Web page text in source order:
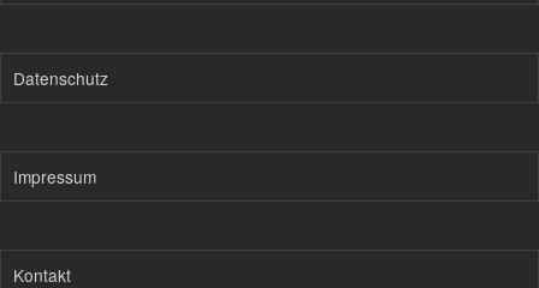
Datenschutz
Impressum
Kontakt